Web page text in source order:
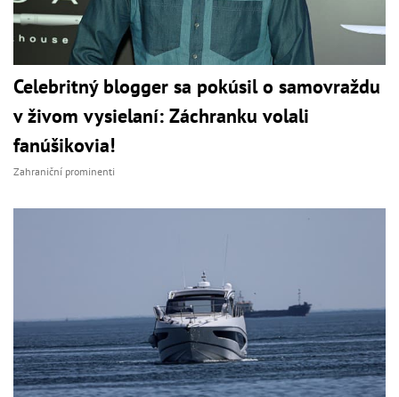
Celebritný blogger sa pokúsil o samovraždu
v živom vysielaní: Záchranku volali
fanúšikovia!
Zahraniční prominenti